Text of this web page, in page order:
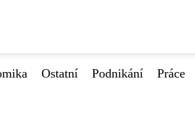
Ostatní Podnikání Práce